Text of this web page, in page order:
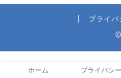
プライバ
ホーム プライバシ